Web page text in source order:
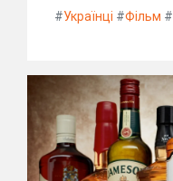
#Українці #Фільм #